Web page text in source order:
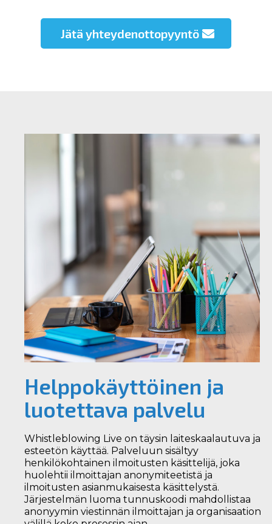
Jätä yhteydenottopyyntö
Helppokäyttöinen ja
luotettava palvelu
Whistleblowing Live on täysin laiteskaalautuva ja
esteetön käyttää. Palveluun sisältyy
henkilökohtainen ilmoitusten käsittelijä, joka
huolehtii ilmoittajan anonymiteetistä ja
ilmoitusten asianmukaisesta käsittelystä.
Järjestelmän luoma tunnuskoodi mahdollistaa
anonyymin viestinnän ilmoittajan ja organisaation